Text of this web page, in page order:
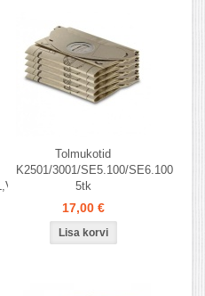
Tolmukotid
K2501/3001/SE5.100/SE6.100
5tk
17,00 €